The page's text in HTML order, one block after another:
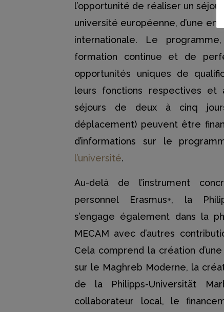
l’opportunité de réaliser un
université européenne, d’une
internationale. Le
formation continue et de
opportunités uniques de
leurs fonctions respectives et
séjours de deux à cinq
déplacement) peuvent être
d’informations sur le
l’université.
Au-delà de l’instrument
personnel Erasmus+, la
s’engage également dans la
MECAM avec d’autres
Cela comprend la création
sur le Maghreb Moderne, la
de la Philipps-Universität
collaborateur local, le